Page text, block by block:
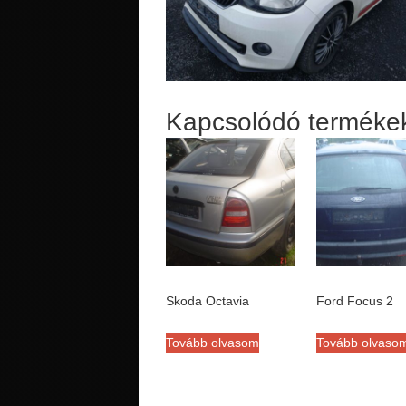
Kapcsolódó
Skoda Octavia
Tovább olvasom
Ford Focus 2
Tovább